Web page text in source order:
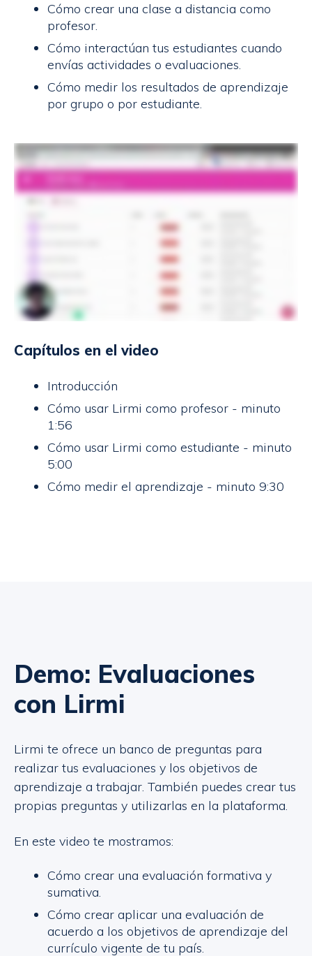
Cómo crear una clase a distancia como
profesor.
Cómo interactúan tus estudiantes cuando
envías actividades o evaluaciones.
Cómo medir los resultados de aprendizaje
por grupo o por estudiante.
Capítulos en el video
Introducción
Cómo usar Lirmi como profesor - minuto
1:56
Cómo usar Lirmi como estudiante - minuto
5:00
Cómo medir el aprendizaje - minuto 9:30
Demo: Evaluaciones
con Lirmi
Lirmi te ofrece un banco de preguntas para
realizar tus evaluaciones y los objetivos de
aprendizaje a trabajar. También puedes crear tus
propias preguntas y utilizarlas en la plataforma.
En este video te mostramos:
Cómo crear una evaluación formativa y
sumativa.
Cómo crear aplicar una evaluación de
acuerdo a los objetivos de aprendizaje del
currículo vigente de tu país.